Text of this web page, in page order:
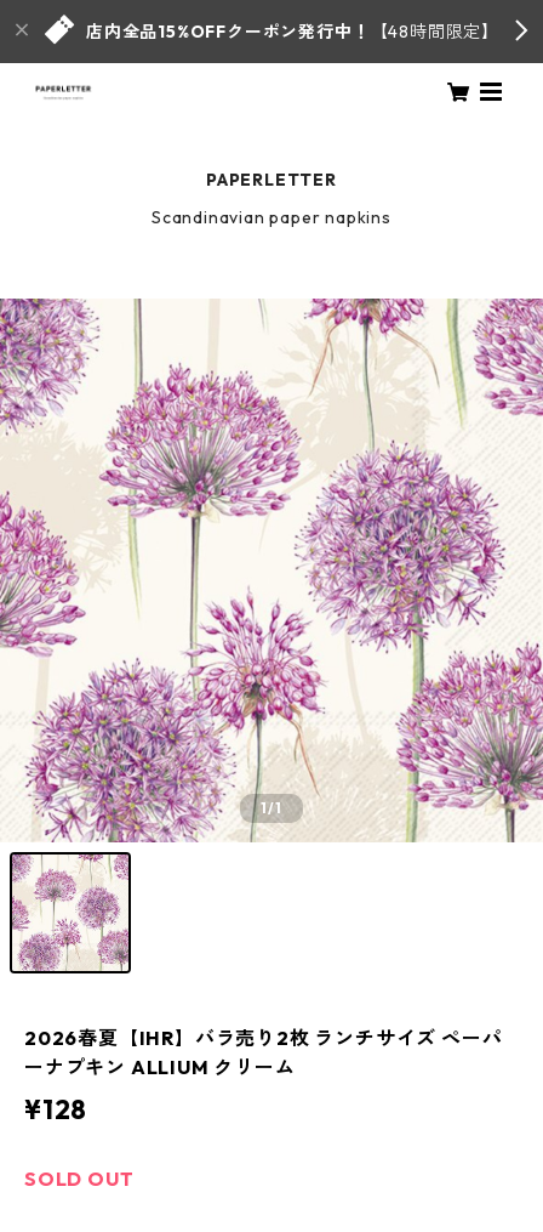
店内全品15%OFFクーポン発行中！ 【48時間限定】
PAPERLETTER
Scandinavian paper napkins
1/1
2026春夏【IHR】バラ売り2枚 ランチサイズ ペーパ
ーナプキン ALLIUM クリーム
¥128
SOLD OUT